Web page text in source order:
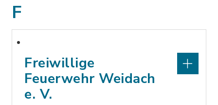
F
Freiwillige
Feuerwehr Weidach
e. V.